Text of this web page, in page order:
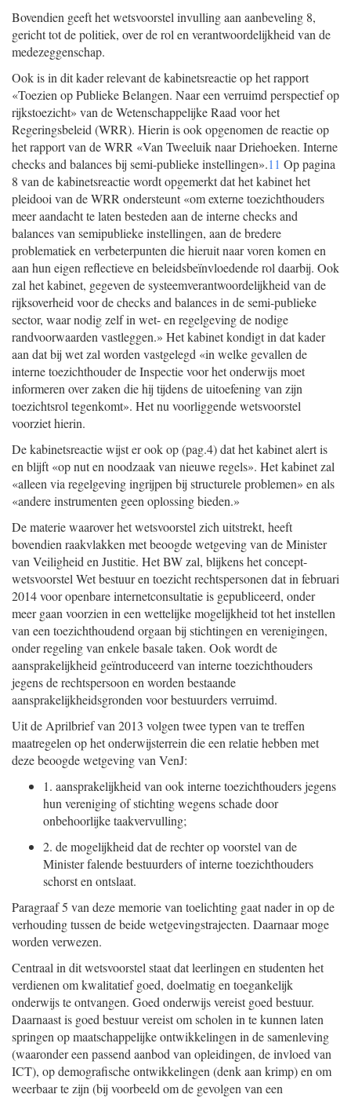
Bovendien geeft het wetsvoorstel invulling aan aanbeveling 8,
gericht tot de politiek, over de rol en verantwoordelijkheid van de
medezeggenschap.
Ook is in dit kader relevant de kabinetsreactie op het rapport
«Toezien op Publieke Belangen. Naar een verruimd perspectief op
rijkstoezicht» van de Wetenschappelijke Raad voor het
Regeringsbeleid (WRR). Hierin is ook opgenomen de reactie op
het rapport van de WRR «Van Tweeluik naar Driehoeken. Interne
checks and balances bij semi-publieke instellingen».11 Op pagina
8 van de kabinetsreactie wordt opgemerkt dat het kabinet het
pleidooi van de WRR ondersteunt «om externe toezichthouders
meer aandacht te laten besteden aan de interne checks and
balances van semipublieke instellingen, aan de bredere
problematiek en verbeterpunten die hieruit naar voren komen en
aan hun eigen reflectieve en beleidsbeïnvloedende rol daarbij. Ook
zal het kabinet, gegeven de systeemverantwoordelijkheid van de
rijksoverheid voor de checks and balances in de semi-publieke
sector, waar nodig zelf in wet- en regelgeving de nodige
randvoorwaarden vastleggen.» Het kabinet kondigt in dat kader
aan dat bij wet zal worden vastgelegd «in welke gevallen de
interne toezichthouder de Inspectie voor het onderwijs moet
informeren over zaken die hij tijdens de uitoefening van zijn
toezichtsrol tegenkomt». Het nu voorliggende wetsvoorstel
voorziet hierin.
De kabinetsreactie wijst er ook op (pag.4) dat het kabinet alert is
en blijft «op nut en noodzaak van nieuwe regels». Het kabinet zal
«alleen via regelgeving ingrijpen bij structurele problemen» en als
«andere instrumenten geen oplossing bieden.»
De materie waarover het wetsvoorstel zich uitstrekt, heeft
bovendien raakvlakken met beoogde wetgeving van de Minister
van Veiligheid en Justitie. Het BW zal, blijkens het concept-
wetsvoorstel Wet bestuur en toezicht rechtspersonen dat in februari
2014 voor openbare internetconsultatie is gepubliceerd, onder
meer gaan voorzien in een wettelijke mogelijkheid tot het instellen
van een toezichthoudend orgaan bij stichtingen en verenigingen,
onder regeling van enkele basale taken. Ook wordt de
aansprakelijkheid geïntroduceerd van interne toezichthouders
jegens de rechtspersoon en worden bestaande
aansprakelijkheidsgronden voor bestuurders verruimd.
Uit de Aprilbrief van 2013 volgen twee typen van te treffen
maatregelen op het onderwijsterrein die een relatie hebben met
deze beoogde wetgeving van VenJ:
1. aansprakelijkheid van ook interne toezichthouders jegens
hun vereniging of stichting wegens schade door
onbehoorlijke taakvervulling;
2. de mogelijkheid dat de rechter op voorstel van de
Minister falende bestuurders of interne toezichthouders
schorst en ontslaat.
Paragraaf 5 van deze memorie van toelichting gaat nader in op de
verhouding tussen de beide wetgevingstrajecten. Daarnaar moge
worden verwezen.
Centraal in dit wetsvoorstel staat dat leerlingen en studenten het
verdienen om kwalitatief goed, doelmatig en toegankelijk
onderwijs te ontvangen. Goed onderwijs vereist goed bestuur.
Daarnaast is goed bestuur vereist om scholen in te kunnen laten
springen op maatschappelijke ontwikkelingen in de samenleving
(waaronder een passend aanbod van opleidingen, de invloed van
ICT), op demografische ontwikkelingen (denk aan krimp) en om
weerbaar te zijn (bij voorbeeld om de gevolgen van een